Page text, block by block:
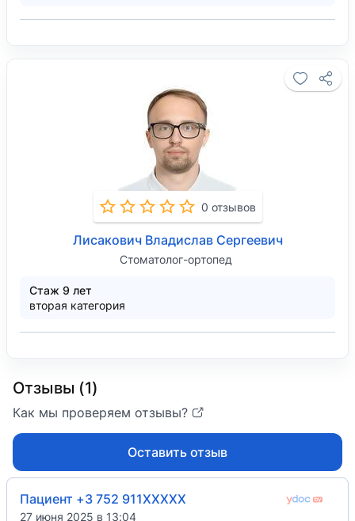
0 отзывов
Лисакович Владислав Сергеевич
Стоматолог-ортопед
Стаж 9 лет
вторая категория
Отзывы (1)
Как мы проверяем отзывы?
Оставить отзыв
Пациент +3 752 911XXXXX
27 июня 2025 в 13:04